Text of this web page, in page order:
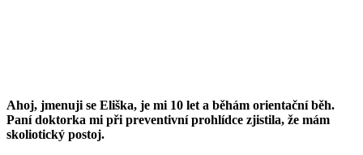
Ahoj, jmenuji se Eliška, je mi 10 let a běhám orientační běh.
Paní doktorka mi při preventivní prohlídce zjistila, že mám
skoliotický postoj.